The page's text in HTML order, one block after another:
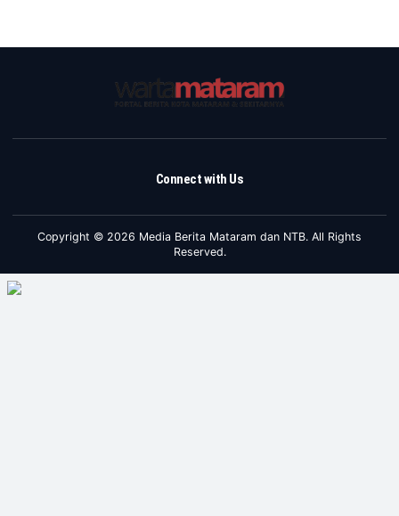
Connect with Us
Copyright © 2026 Media Berita Mataram dan NTB. All Rights
Reserved.